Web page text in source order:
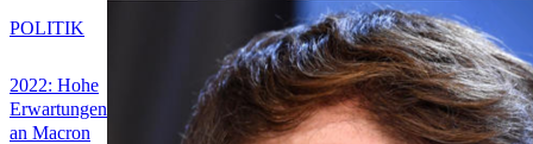
2022: Hohe
Erwartungen
an Macron
POLITIK